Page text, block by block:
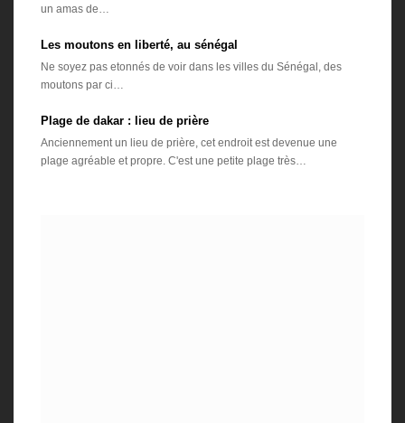
un amas de…
Les moutons en liberté, au sénégal
Ne soyez pas etonnés de voir dans les villes du Sénégal, des
moutons par ci…
Plage de dakar : lieu de prière
Anciennement un lieu de prière, cet endroit est devenue une
plage agréable et propre. C'est une petite plage très…